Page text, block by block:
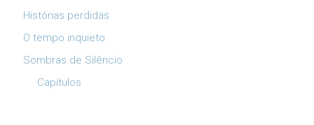
Histórias perdidas
O tempo inquieto
Sombras de Silêncio
Capítulos